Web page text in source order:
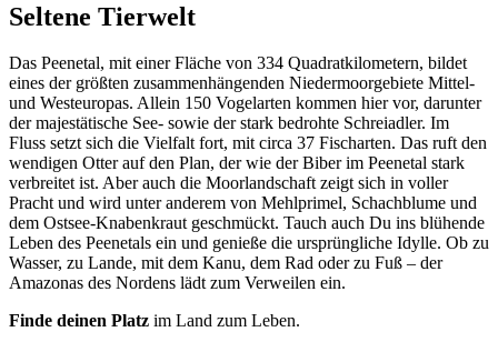
Seltene Tierwelt
Das Peenetal, mit einer Fläche von 334 Quadratkilometern, bildet
eines der größten zusammenhängenden Niedermoorgebiete Mittel-
und Westeuropas. Allein 150 Vogelarten kommen hier vor, darunter
der majestätische See- sowie der stark bedrohte Schreiadler. Im
Fluss setzt sich die Vielfalt fort, mit circa 37 Fischarten. Das ruft den
wendigen Otter auf den Plan, der wie der Biber im Peenetal stark
verbreitet ist. Aber auch die Moorlandschaft zeigt sich in voller
Pracht und wird unter anderem von Mehlprimel, Schachblume und
dem Ostsee-Knabenkraut geschmückt. Tauch auch Du ins blühende
Leben des Peenetals ein und genieße die ursprüngliche Idylle. Ob zu
Wasser, zu Lande, mit dem Kanu, dem Rad oder zu Fuß – der
Amazonas des Nordens lädt zum Verweilen ein.
Finde deinen Platz im Land zum Leben.